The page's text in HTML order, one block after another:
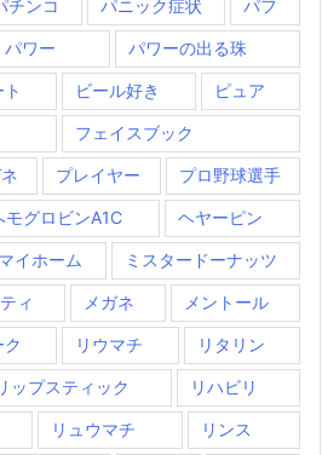
チンコ パニック症状 パフ
パワー パワーの出る珠
ビール好き ピュア
フェイスブック
プレイヤー プロ野球選手
モグロビンA1C ヘヤーピン
マイホーム ミスタードーナッツ
ィ メガネ メントール
リウマチ リタリン
ップスティック リハビリ
リュウマチ リンス